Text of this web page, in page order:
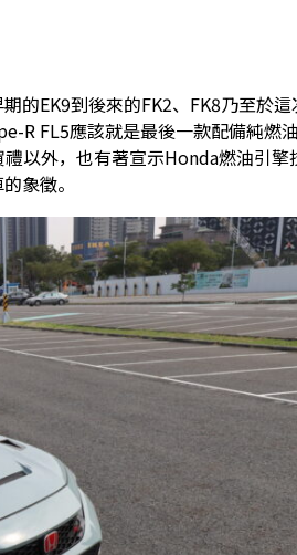
的EK9到後來的FK2、FK8乃至於這
R FL5應該就是最後一款配備純燃
以外，也有著宣示Honda燃油引擎
象徵。